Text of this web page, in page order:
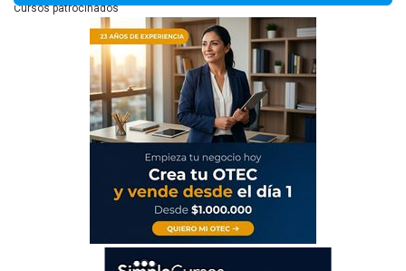
Cursos patrocinados